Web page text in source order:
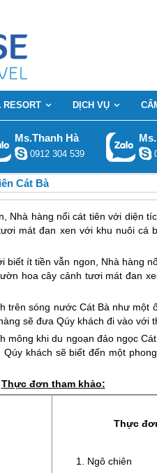
RESORT DỊCH VỤ
Ms.Thanh Hà
0912 304 539
Cát Bà
Nhà hàng nổi cát tiên với diện
mát đan xen với khu nuôi cá
ít tiền vẫn ngon, Nhà hàng
hoa cây cảnh tươi mát đan
trên sóng nước Cát Bà như một
sẽ đưa Qúy khách đi vào với
mông khi du ngoạn đảo ngọc
khách sẽ biết đến một
Thực đơn tham khảo:
Thực
Ngô